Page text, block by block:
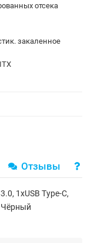
отсека
закаленное
Отзывы
1хUSB Type-C,
Чёрный